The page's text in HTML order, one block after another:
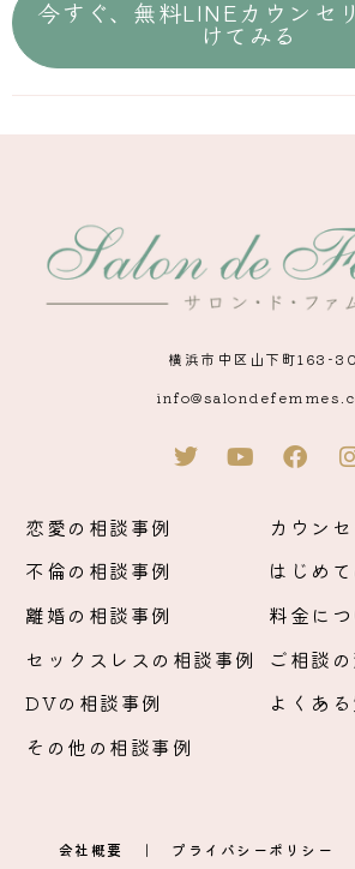
今すぐ、無料LINEカウンセ
けてみる
横浜市中区山下町163-
恋愛の相談事例
不倫の相談事例
離婚の相談事例
セックスレスの相談事例
DVの相談事例
その他の相談事例
カウン
はじめ
料金に
ご相談
よくあ
会社概要 ｜ プライバシーポリシー